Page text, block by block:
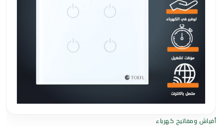
أفياش ومفاتيح كهرباء